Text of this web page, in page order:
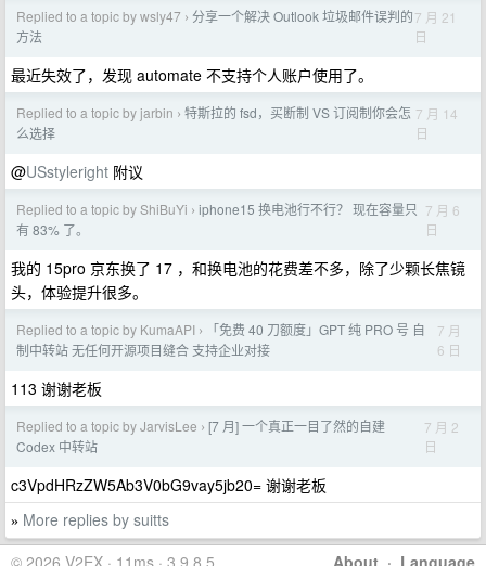
Replied to a topic by wsly47 › 分享一个解决 Outlook 垃圾邮件误判的
方法
7 月 21
日
最近失效了，发现 automate 不支持个人账户使用了。
Replied to a topic by jarbin › 特斯拉的 fsd，买断制 VS 订阅制你会怎
么选择
7 月 14
日
@USstyleright 附议
Replied to a topic by ShiBuYi › iphone15 换电池行不行？ 现在容量只
有 83% 了。
7 月 6
日
我的 15pro 京东换了 17 ，和换电池的花费差不多，除了少颗长焦镜
头，体验提升很多。
Replied to a topic by KumaAPI ›
「免费 40 刀额度」GPT 纯 PRO 号 自
制中转站 无任何开源项目缝合 支持企业对接
7 月
6 日
113 谢谢老板
Replied to a topic by JarvisLee › [7 月] 一个真正一目了然的自建
Codex 中转站
7 月 2
日
c3VpdHRzZW5Ab3V0bG9vay5jb20= 谢谢老板
» More replies by suitts
About · Language
© 2026 V2EX · 11ms · 3.9.8.5